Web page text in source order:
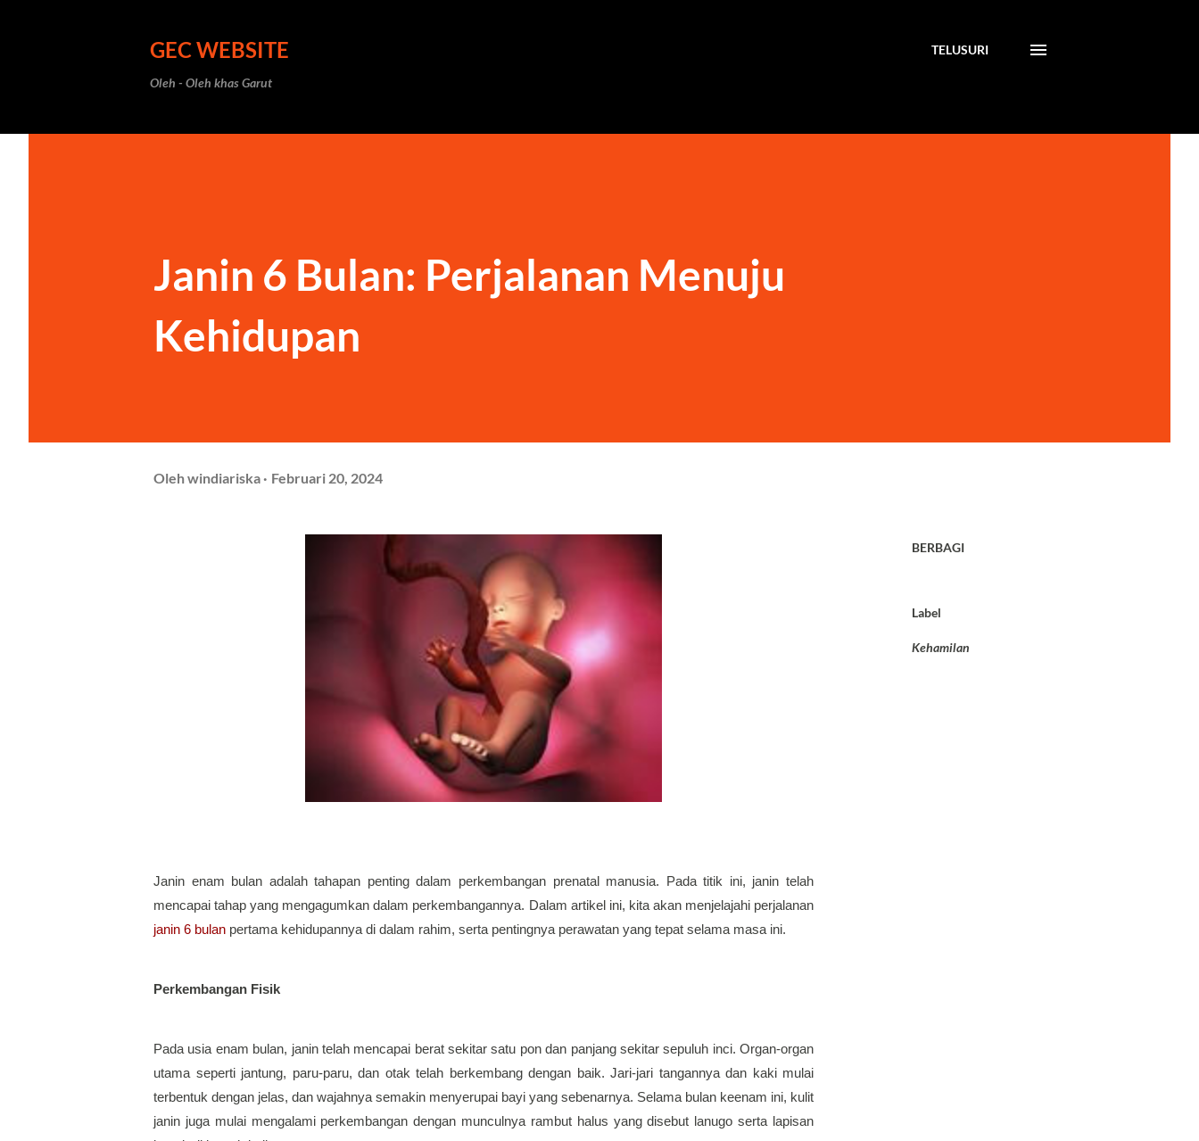
GEC WEBSITE
Oleh - Oleh khas Garut
TELUSURI
Janin 6 Bulan: Perjalanan Menuju
Kehidupan
Olehwindiariska Februari 20, 2024
Janin enam bulan adalah tahapan penting dalam perkembangan prenatal manusia. Pada titik ini, janin telah
janin 6 bulan pertama kehidupannya di dalam rahim, serta pentingnya perawatan yang tepat selama masa ini.
Perkembangan Fisik
Pada usia enam bulan, janin telah mencapai berat sekitar satu pon dan panjang sekitar sepuluh inci. Organ-organ
utama seperti jantung, paru-paru, dan otak telah berkembang dengan baik. Jari-jari tangannya dan kaki mulai
terbentuk dengan jelas, dan wajahnya semakin menyerupai bayi yang sebenarnya. Selama bulan keenam ini, kulit
janin juga mulai mengalami perkembangan dengan munculnya rambut halus yang disebut lanugo serta lapisan
BERBAGI
Label
Kehamilan